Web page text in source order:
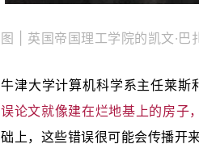
图 | 英国帝国理工学院的凯文·巴
牛津大学计算机科学系主任莱斯
误论文就像建在烂地基上的房子
础上，这些错误很可能会传播开来